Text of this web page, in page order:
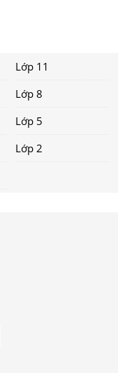
Lớp 11
Lớp 8
Lớp 5
Lớp 2